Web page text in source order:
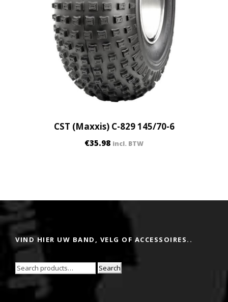
CST (Maxxis) C-829 145/70-6
€35.98 incl. BTW
VIND HIER UW BAND, VELG OF ACCESSOIRES..
Search